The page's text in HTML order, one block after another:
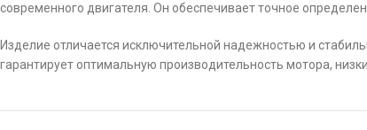
современного двигателя. Он обеспечивает точное
Изделие отличается исключительной надежностью и
гарантирует оптимальную производительность мотора,